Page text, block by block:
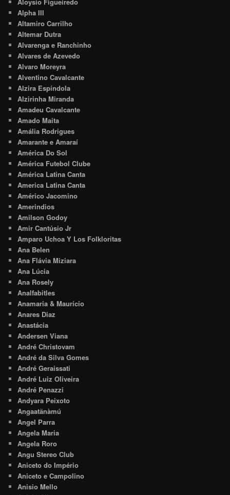
Alpha III
Altamiro Carrilho
Altemar Dutra
Alvarenga e Ranchinho
Alvares de Azevedo
Alvaro Moreyra
Alventino Cavalcante
Alzira Espíndola
Alzirinha Miranda
Amadeu Cavalcante
Amado Maita
Amália Rodrigues
Amarante e Amaraí
América Do Sol
América Futebol Clube
América Latina Canta
America Latina Canta
Américo Jacomino
Amerindios
Amilson Godoy
Amir Cantúsio Jr
Amparo Uchoa Y Los Folkloritas
Ana Belen
Ana Flávia Miziara
Ana Lúcia
Ana Rosely
Analfabitles
Anamaria & Maurício
Anares Diaz
Anastácia
Andersen Viana
André Christovam
André da Silva Gomes
André Geraissati
André Luiz Oliveira
André Penazzi
Andyara Peixoto
Angaatãnàmú
Angel Parra
Angela Maria
Angela Roro
Angu Stereo Club
Aniceto do Império
Aniceto e Campolino
Anisio Mello